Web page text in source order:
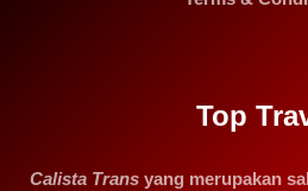
Top
Calista Trans yang merupakan